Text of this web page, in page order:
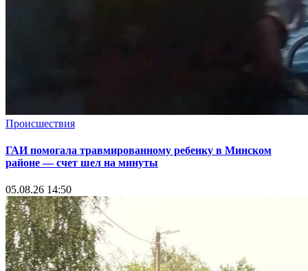
Происшествия
ГАИ помогала травмированному ребенку в Минском
районе — счет шел на минуты
05.08.26 14:50